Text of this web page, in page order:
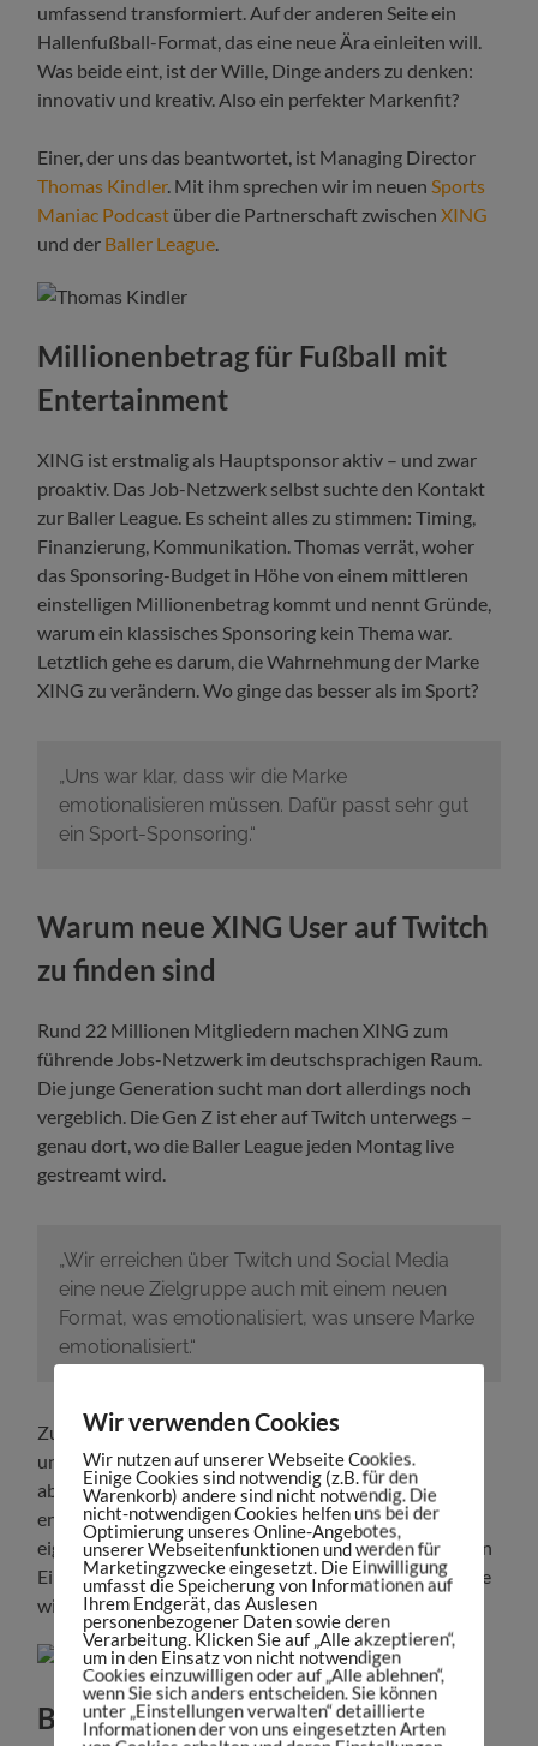
umfassend transformiert. Auf der anderen Seite ein
Hallenfußball-Format, das eine neue Ära einleiten will.
Was beide eint, ist der Wille, Dinge anders zu denken:
innovativ und kreativ. Also ein perfekter Markenfit?
Einer, der uns das beantwortet, ist Managing Director
Thomas Kindler. Mit ihm sprechen wir im neuenSports
Maniac Podcast über die Partnerschaft zwischenXING
und der Baller League.
Millionenbetrag für Fußball mit
Entertainment
XING ist erstmalig als Hauptsponsor aktiv – und zwar
proaktiv. Das Job-Netzwerk selbst suchte den Kontakt
zur Baller League. Es scheint alles zu stimmen: Timing,
Finanzierung, Kommunikation. Thomas verrät, woher
das Sponsoring-Budget in Höhe von einem mittleren
einstelligen Millionenbetrag kommt und nennt Gründe,
warum ein klassisches Sponsoring kein Thema war.
Letztlich gehe es darum, die Wahrnehmung der Marke
XING zu verändern. Wo ginge das besser als im Sport?
„Uns war klar, dass wir die Marke
emotionalisieren müssen. Dafür passt sehr gut
ein Sport-Sponsoring.“
Warum neue XING User auf Twitch
zu finden sind
Rund 22 Millionen Mitgliedern machen XING zum
führende Jobs-Netzwerk im deutschsprachigen Raum.
Die junge Generation sucht man dort allerdings noch
vergeblich. Die Gen Z ist eher auf Twitch unterwegs –
genau dort, wo die Baller League jeden Montag live
gestreamt wird.
„Wir erreichen über Twitch und Social Media
eine neue Zielgruppe auch mit einem neuen
Format, was emotionalisiert, was unsere Marke
emotionalisiert.“
Zudem ist die Relevanz der Creator nicht zu
unterschätzen. Thomas betont: „Es geht um Fußball“,
aber natürlich auch um Storytelling. Für XING eine
enorme Chance, Reichweiten auf Social Media für die
eigene Neupositionierung strategisch zu nutzen. Wären
Einzelsponsorings von Streamern daher nicht auch eine
wirksame Alternative gewesen?
Brand Awareness durch
Wir verwenden Cookies
Wir nutzen auf unserer Webseite Cookies.
Einige Cookies sind notwendig (z.B. für den
Warenkorb) andere sind nicht notwendig. Die
nicht-notwendigen Cookies helfen uns bei der
Optimierung unseres Online-Angebotes,
unserer Webseitenfunktionen und werden für
Marketingzwecke eingesetzt. Die Einwilligung
umfasst die Speicherung von Informationen auf
Ihrem Endgerät, das Auslesen
personenbezogener Daten sowie deren
Verarbeitung. Klicken Sie auf „Alle akzeptieren“,
um in den Einsatz von nicht notwendigen
Cookies einzuwilligen oder auf „Alle ablehnen“,
wenn Sie sich anders entscheiden. Sie können
unter „Einstellungen verwalten“ detaillierte
Informationen der von uns eingesetzten Arten